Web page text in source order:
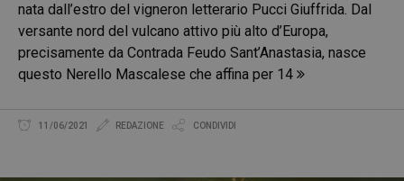
nata dall’estro del vigneron letterario Pucci Giuffrida. Dal
versante nord del vulcano attivo più alto d’Europa,
precisamente da Contrada Feudo Sant’Anastasia, nasce
questo Nerello Mascalese che affina per 14
11/06/2021 REDAZIONE CONDIVIDI